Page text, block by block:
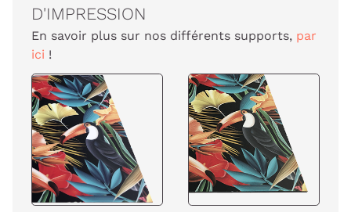
D'IMPRESSION
En savoir plus sur nos différents supports, par
ici !